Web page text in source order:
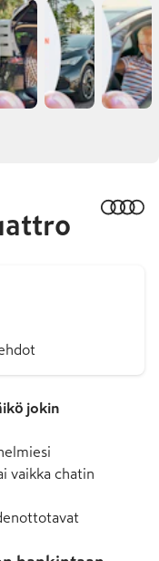
jokin
vaikka chatin